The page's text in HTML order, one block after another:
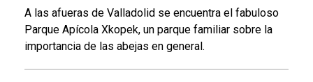
A las afueras de Valladolid se encuentra el fabuloso
Parque Apícola Xkopek, un parque familiar sobre la
importancia de las abejas en general.